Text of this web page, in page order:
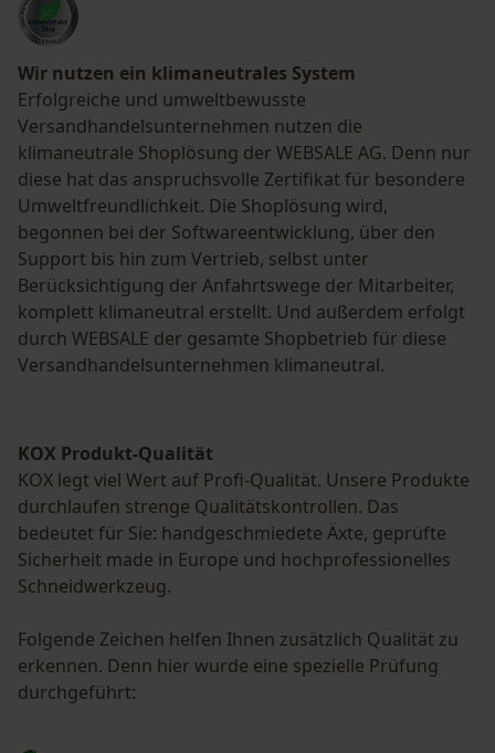
Wir nutzen ein klimaneutrales System
Erfolgreiche und umweltbewusste
Versandhandelsunternehmen nutzen die
klimaneutrale Shoplösung der WEBSALE AG. Denn nur
diese hat das anspruchsvolle Zertifikat für besondere
Umweltfreundlichkeit. Die Shoplösung wird,
begonnen bei der Softwareentwicklung, über den
Support bis hin zum Vertrieb, selbst unter
Berücksichtigung der Anfahrtswege der Mitarbeiter,
komplett klimaneutral erstellt. Und außerdem erfolgt
durch WEBSALE der gesamte Shopbetrieb für diese
Versandhandelsunternehmen klimaneutral.
KOX Produkt-Qualität
KOX legt viel Wert auf Profi-Qualität. Unsere Produkte
durchlaufen strenge Qualitätskontrollen. Das
bedeutet für Sie: handgeschmiedete Äxte, geprüfte
Sicherheit made in Europe und hochprofessionelles
Schneidwerkzeug.
Folgende Zeichen helfen Ihnen zusätzlich Qualität zu
erkennen. Denn hier wurde eine spezielle Prüfung
durchgeführt: